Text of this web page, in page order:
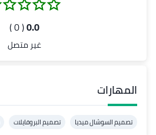
0.0
( 0 )
غير متصل
المهارات
تصميم السوشال ميديا تصميم البروفايلات